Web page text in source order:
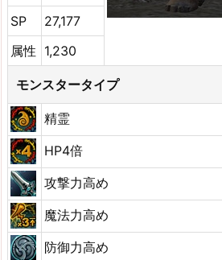
SP
27,177
属性 1,230
モンスタータイプ
精霊
HP4倍
攻撃力高め
魔法力高め
防御力高め